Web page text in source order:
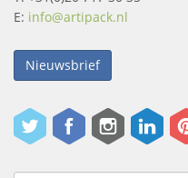
E: info@artipack.nl
Nieuwsbrief